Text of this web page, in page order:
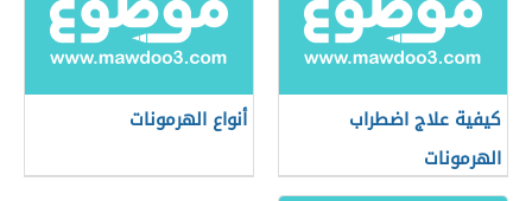
كيفية علاج اضطراب
الهرمونات
أنواع الهرمونات